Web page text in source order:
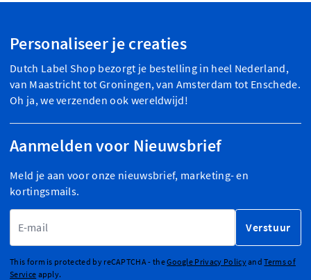
Personaliseer je creaties
Dutch Label Shop bezorgt je bestelling in heel Nederland,
van Maastricht tot Groningen, van Amsterdam tot Enschede.
Oh ja, we verzenden ook wereldwijd!
Aanmelden voor Nieuwsbrief
Meld je aan voor onze nieuwsbrief, marketing- en
kortingsmails.
Verstuur
This form is protected by reCAPTCHA - theGoogle Privacy PolicyandTerms of
Service apply.